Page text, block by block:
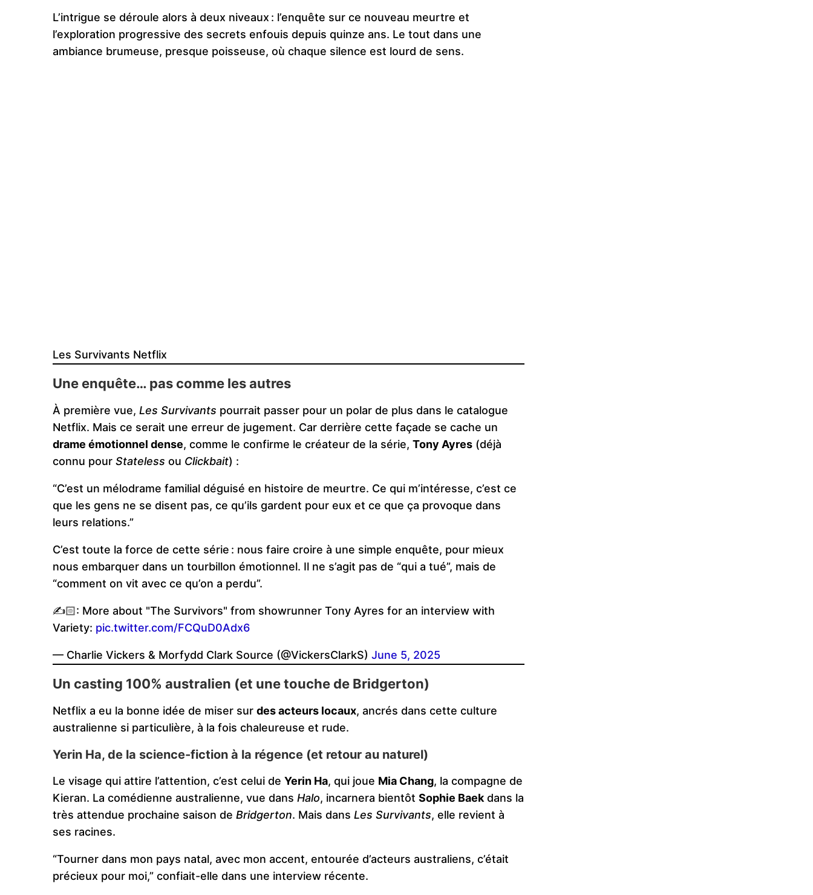
L’intrigue se déroule alors à deux niveaux : l’enquête sur ce nouveau meurtre et
l’exploration progressive des secrets enfouis depuis quinze ans. Le tout dans une
ambiance brumeuse, presque poisseuse, où chaque silence est lourd de sens.
Les Survivants Netflix
Une enquête… pas comme les autres
À première vue, Les Survivants pourrait passer pour un polar de plus dans le catalogue
Netflix. Mais ce serait une erreur de jugement. Car derrière cette façade se cache un
drame émotionnel dense, comme le confirme le créateur de la série, Tony Ayres (déjà
connu pour Stateless ou Clickbait) :
“C’est un mélodrame familial déguisé en histoire de meurtre. Ce qui m’intéresse, c’est ce
que les gens ne se disent pas, ce qu’ils gardent pour eux et ce que ça provoque dans
leurs relations.”
C’est toute la force de cette série : nous faire croire à une simple enquête, pour mieux
nous embarquer dans un tourbillon émotionnel. Il ne s’agit pas de “qui a tué”, mais de
“comment on vit avec ce qu’on a perdu”.
✍️🏻: More about "The Survivors" from showrunner Tony Ayres for an interview with
Variety: pic.twitter.com/FCQuD0Adx6
— Charlie Vickers & Morfydd Clark Source (@VickersClarkS) June 5, 2025
Un casting 100% australien (et une touche de Bridgerton)
Netflix a eu la bonne idée de miser sur des acteurs locaux, ancrés dans cette culture
australienne si particulière, à la fois chaleureuse et rude.
Yerin Ha, de la science-fiction à la régence (et retour au naturel)
Le visage qui attire l’attention, c’est celui de Yerin Ha, qui joue Mia Chang, la compagne de
Kieran. La comédienne australienne, vue dans Halo, incarnera bientôt Sophie Baek dans la
très attendue prochaine saison de Bridgerton. Mais dans Les Survivants, elle revient à
ses racines.
“Tourner dans mon pays natal, avec mon accent, entourée d’acteurs australiens, c’était
précieux pour moi,” confiait-elle dans une interview récente.